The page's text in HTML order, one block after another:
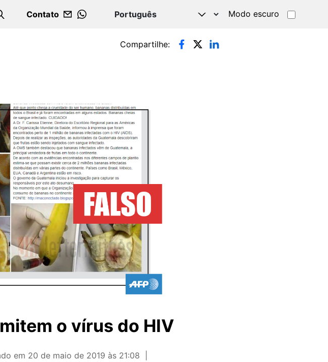
Contato
WHATSAPP
Modo escuro
Compartilhe:
o vírus do HIV
em 20 de maio de 2019 às 21:08